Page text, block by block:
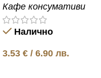
Кафе консумативи
Налично
3.53 € / 6.90 лв.